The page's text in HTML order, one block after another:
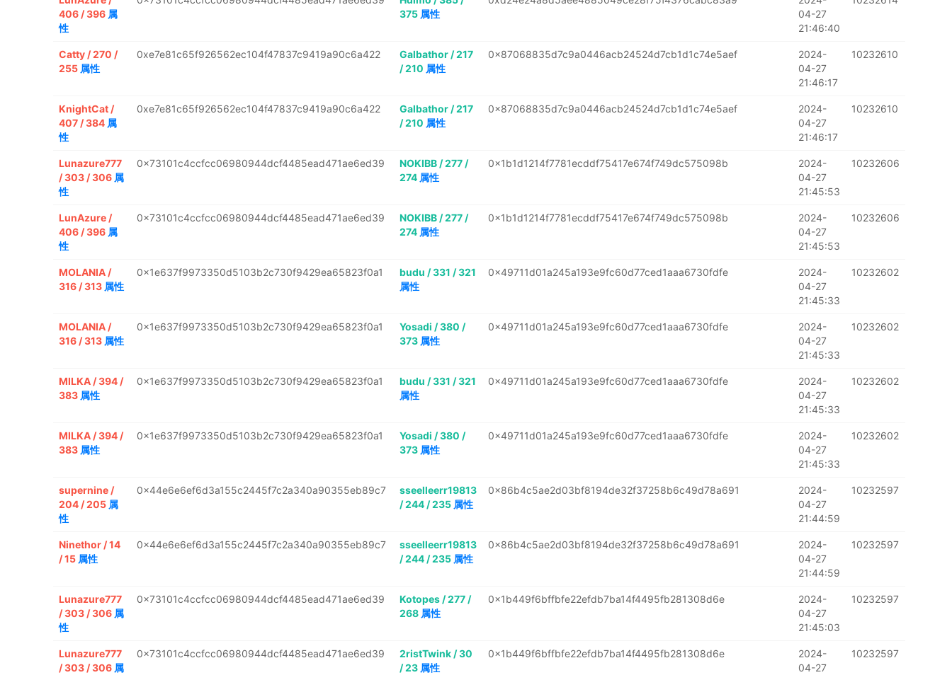
406 / 396 属
性
375 属性
04-27
21:46:40
Catty / 270 /
255 属性
0xe7e81c65f926562ec104f47837c9419a90c6a422
Galbathor / 217
/ 210 属性
0x87068835d7c9a0446acb24524d7cb1d1c74e5aef
2024-
04-27
21:46:17
10232610
KnightCat /
407 / 384 属
性
0xe7e81c65f926562ec104f47837c9419a90c6a422
Galbathor / 217
/ 210 属性
0x87068835d7c9a0446acb24524d7cb1d1c74e5aef
2024-
04-27
21:46:17
10232610
Lunazure777
/ 303 / 306 属
性
0x73101c4ccfcc06980944dcf4485ead471ae6ed39
NOKIBB / 277 /
274 属性
0x1b1d1214f7781ecddf75417e674f749dc575098b
2024-
04-27
21:45:53
10232606
LunAzure /
406 / 396 属
性
0x73101c4ccfcc06980944dcf4485ead471ae6ed39
NOKIBB / 277 /
274 属性
0x1b1d1214f7781ecddf75417e674f749dc575098b
2024-
04-27
21:45:53
10232606
MOLANIA /
316 / 313 属性
0x1e637f9973350d5103b2c730f9429ea65823f0a1
budu / 331 / 321
属性
0x49711d01a245a193e9fc60d77ced1aaa6730fdfe
2024-
04-27
21:45:33
10232602
MOLANIA /
316 / 313 属性
0x1e637f9973350d5103b2c730f9429ea65823f0a1
Yosadi / 380 /
373 属性
0x49711d01a245a193e9fc60d77ced1aaa6730fdfe
2024-
04-27
21:45:33
10232602
MILKA / 394 /
383 属性
0x1e637f9973350d5103b2c730f9429ea65823f0a1
budu / 331 / 321
属性
0x49711d01a245a193e9fc60d77ced1aaa6730fdfe
2024-
04-27
21:45:33
10232602
MILKA / 394 /
383 属性
0x1e637f9973350d5103b2c730f9429ea65823f0a1
Yosadi / 380 /
373 属性
0x49711d01a245a193e9fc60d77ced1aaa6730fdfe
2024-
04-27
21:45:33
10232602
supernine /
204 / 205 属
性
0x44e6e6ef6d3a155c2445f7c2a340a90355eb89c7
sseelleerr19813
/ 244 / 235 属性
0x86b4c5ae2d03bf8194de32f37258b6c49d78a691
2024-
04-27
21:44:59
10232597
Ninethor / 14
/ 15 属性
0x44e6e6ef6d3a155c2445f7c2a340a90355eb89c7
sseelleerr19813
/ 244 / 235 属性
0x86b4c5ae2d03bf8194de32f37258b6c49d78a691
2024-
04-27
21:44:59
10232597
Lunazure777
/ 303 / 306 属
性
0x73101c4ccfcc06980944dcf4485ead471ae6ed39
Kotopes / 277 /
268 属性
0x1b449f6bffbfe22efdb7ba14f4495fb281308d6e
2024-
04-27
21:45:03
10232597
Lunazure777
/ 303 / 306 属
0x73101c4ccfcc06980944dcf4485ead471ae6ed39
2ristTwink / 30
/ 23 属性
0x1b449f6bffbfe22efdb7ba14f4495fb281308d6e
2024-
04-27
10232597